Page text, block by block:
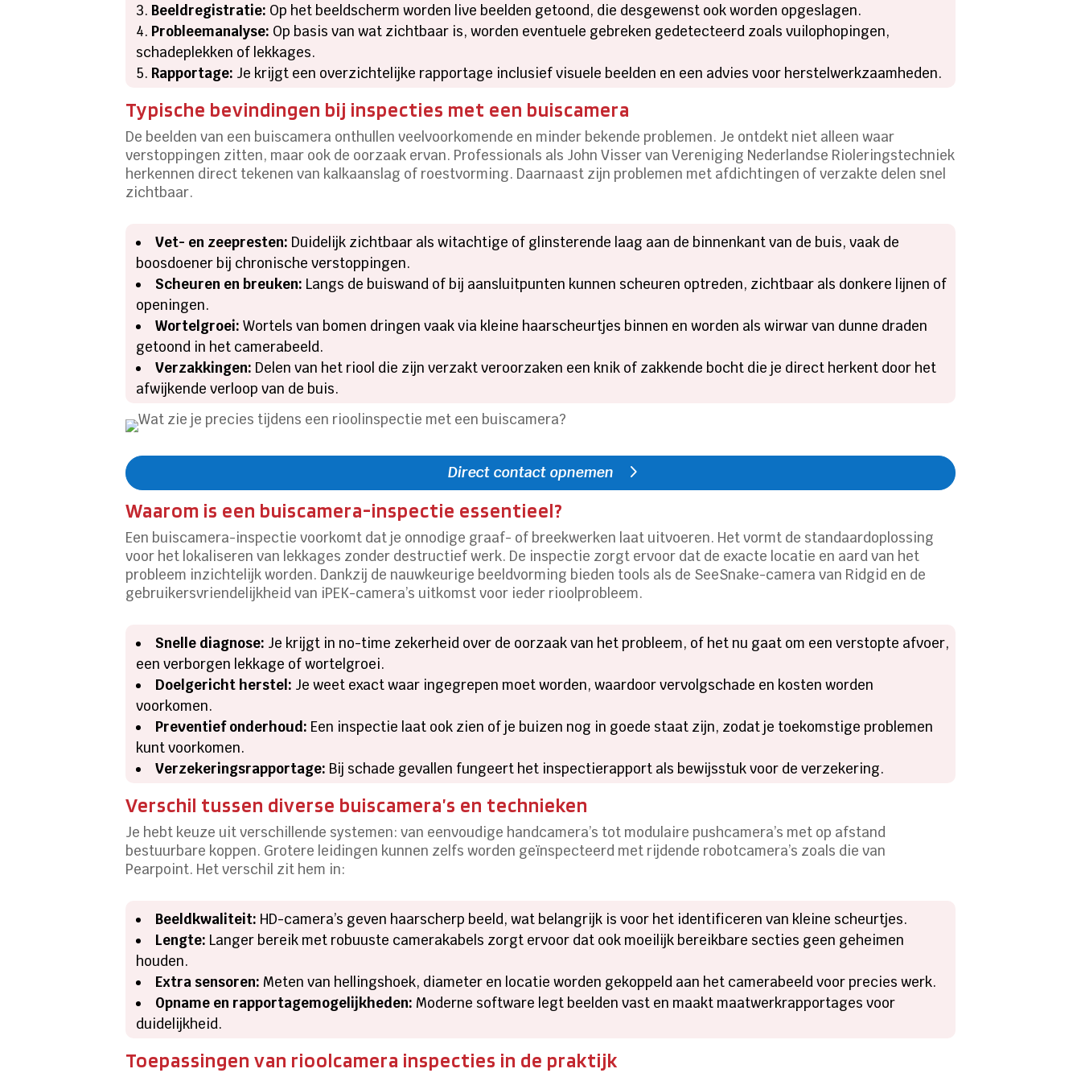
Beeldregistratie: Op het beeldscherm worden live beelden getoond, die desgewenst ook worden opgeslagen.
Probleemanalyse: Op basis van wat zichtbaar is, worden eventuele gebreken gedetecteerd zoals vuilophopingen,
schadeplekken of lekkages.
Rapportage: Je krijgt een overzichtelijke rapportage inclusief visuele beelden en een advies voor herstelwerkzaamheden.
Typische bevindingen bij inspecties met een buiscamera
De beelden van een buiscamera onthullen veelvoorkomende en minder bekende problemen. Je ontdekt niet alleen waar
verstoppingen zitten, maar ook de oorzaak ervan. Professionals als John Visser van Vereniging Nederlandse Rioleringstechniek
herkennen direct tekenen van kalkaanslag of roestvorming. Daarnaast zijn problemen met afdichtingen of verzakte delen snel
zichtbaar.
Vet- en zeepresten: Duidelijk zichtbaar als witachtige of glinsterende laag aan de binnenkant van de buis, vaak de
boosdoener bij chronische verstoppingen.
Scheuren en breuken: Langs de buiswand of bij aansluitpunten kunnen scheuren optreden, zichtbaar als donkere lijnen of
openingen.
Wortelgroei: Wortels van bomen dringen vaak via kleine haarscheurtjes binnen en worden als wirwar van dunne draden
getoond in het camerabeeld.
Verzakkingen: Delen van het riool die zijn verzakt veroorzaken een knik of zakkende bocht die je direct herkent door het
afwijkende verloop van de buis.
Direct contact opnemen
Waarom is een buiscamera-inspectie essentieel?
Een buiscamera-inspectie voorkomt dat je onnodige graaf- of breekwerken laat uitvoeren. Het vormt de standaardoplossing
voor het lokaliseren van lekkages zonder destructief werk. De inspectie zorgt ervoor dat de exacte locatie en aard van het
probleem inzichtelijk worden. Dankzij de nauwkeurige beeldvorming bieden tools als de SeeSnake-camera van Ridgid en de
gebruikersvriendelijkheid van iPEK-camera’s uitkomst voor ieder rioolprobleem.
Snelle diagnose: Je krijgt in no-time zekerheid over de oorzaak van het probleem, of het nu gaat om een verstopte afvoer,
een verborgen lekkage of wortelgroei.
Doelgericht herstel: Je weet exact waar ingegrepen moet worden, waardoor vervolgschade en kosten worden
voorkomen.
Preventief onderhoud: Een inspectie laat ook zien of je buizen nog in goede staat zijn, zodat je toekomstige problemen
kunt voorkomen.
Verzekeringsrapportage: Bij schade gevallen fungeert het inspectierapport als bewijsstuk voor de verzekering.
Verschil tussen diverse buiscamera’s en technieken
Je hebt keuze uit verschillende systemen: van eenvoudige handcamera’s tot modulaire pushcamera’s met op afstand
bestuurbare koppen. Grotere leidingen kunnen zelfs worden geïnspecteerd met rijdende robotcamera’s zoals die van
Pearpoint. Het verschil zit hem in:
Beeldkwaliteit: HD-camera’s geven haarscherp beeld, wat belangrijk is voor het identificeren van kleine scheurtjes.
Lengte: Langer bereik met robuuste camerakabels zorgt ervoor dat ook moeilijk bereikbare secties geen geheimen
houden.
Extra sensoren: Meten van hellingshoek, diameter en locatie worden gekoppeld aan het camerabeeld voor precies werk.
Opname en rapportagemogelijkheden: Moderne software legt beelden vast en maakt maatwerkrapportages voor
duidelijkheid.
Toepassingen van rioolcamera inspecties in de praktijk